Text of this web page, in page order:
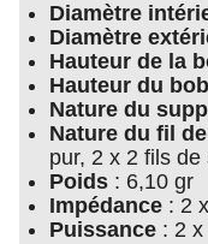
Diamètre
Diamètre
Hauteur de la
Hauteur du
Nature du
Nature du fil
pur, 2 x 2 fils de
Poids : 6,10 gr
Impédance : 2
Puissance : 2